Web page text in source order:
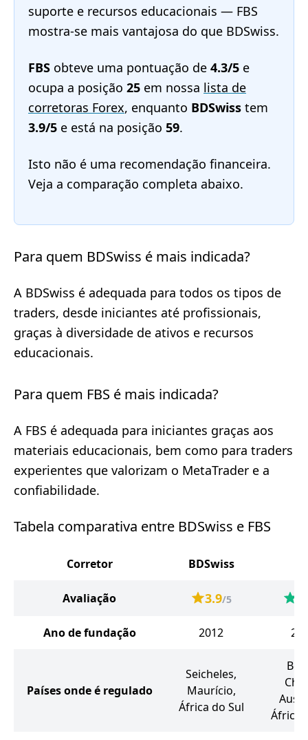
suporte e recursos educacionais — FBS
mostra-se mais vantajosa do que BDSwiss.
FBS obteve uma pontuação de 4.3/5 e
ocupa a posição 25 em nossa lista de
corretoras Forex, enquanto BDSwiss tem
3.9/5 e está na posição 59.
Isto não é uma recomendação financeira.
Veja a comparação completa abaixo.
Para quem BDSwiss é mais indicada?
A BDSwiss é adequada para todos os tipos de
traders, desde iniciantes até profissionais,
graças à diversidade de ativos e recursos
educacionais.
Para quem FBS é mais indicada?
A FBS é adequada para iniciantes graças aos
materiais educacionais, bem como para traders
experientes que valorizam o MetaTrader e a
confiabilidade.
Tabela comparativa entre BDSwiss e FBS
Corretor BDSwiss
Avaliação 3.9/5
Ano de fundação 2012
Países onde é regulado
Seicheles,
Maurício,
África do Sul
África